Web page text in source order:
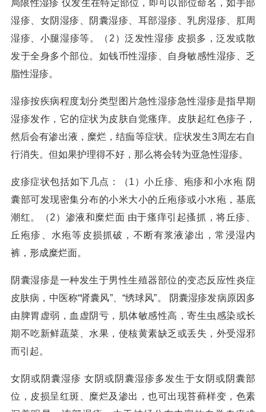
局限性湿疹 仅发生在特定部位，即可以部位命名，如手部
湿疹、女阴湿疹、阴囊湿疹、耳部湿疹、乳房湿疹、肛周
湿疹、小腿湿疹等。（2）泛发性湿疹 皮损多，泛发或散
发于全身多个部位。如钱币性湿疹、自身敏感性湿疹、乏
脂性湿疹。
湿疹按疾病程度划分类型图片急性湿疹急性湿疹是指早期
湿疹发作，它的症状为皮肤自觉瘙痒。皮肤起红色疹子，
然后会有渗出液，糜烂，结痂等症状。症状发生3周左右自
行消失。但如果护理得不好，那么将会转为亚急性湿疹。
皮疹症状包括如下几点：（1）小丘疹、疱疹和小水疱 阴
囊部可发现密集分布的小米大小的丘疱疹或小水疱，基底
潮红。（2）渗液和糜烂面 由于瘙痒引起搔抓，将丘疹、
丘疱疹、水疱等皮损抓破，不断有浆液渗出，常浸湿内
裤，形成糜烂面。
阴囊湿疹是一种发生于男性生殖器部位的变态反应性炎症
皮肤病，中医称“肾囊风”、“绣球风”。 阴囊湿疹发病原因多
由脾胃虚弱，血虚阴亏，肌体敏感性高，寄生虫感染或长
期不吃新鲜蔬菜、水果，使核黄素缺乏或丢失，外受湿邪
而引起。
女阴或阴囊湿疹 女阴或阴囊湿疹多发生于女阴或阴囊部
位，皮损呈红斑、糜烂及渗出，也可出现苔藓样变，色素